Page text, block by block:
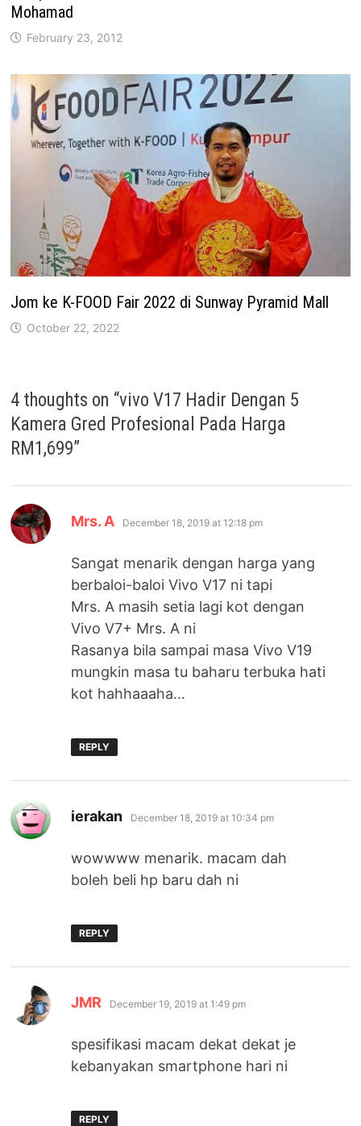
Mohamad
February 23, 2012
Jom ke K-FOOD Fair 2022 di Sunway Pyramid Mall
October 22, 2022
4 thoughts on “vivo V17 Hadir Dengan 5
Kamera Gred Profesional Pada Harga
RM1,699”
Mrs. A says:
December 18, 2019 at 12:18 pm
Sangat menarik dengan harga yang
berbaloi-baloi Vivo V17 ni tapi
Mrs. A masih setia lagi kot dengan
Vivo V7+ Mrs. A ni
Rasanya bila sampai masa Vivo V19
mungkin masa tu baharu terbuka hati
kot hahhaaaha…
REPLY
ierakan says:
December 18, 2019 at 10:34 pm
wowwww menarik. macam dah
boleh beli hp baru dah ni
REPLY
JMR says:
December 19, 2019 at 1:49 pm
spesifikasi macam dekat dekat je
kebanyakan smartphone hari ni
REPLY